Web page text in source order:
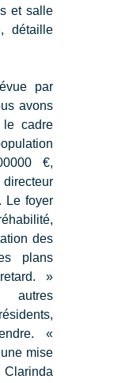
et salle
détaille
par
avons
le cadre
€,
Le foyer
des
plans
»
«
mise